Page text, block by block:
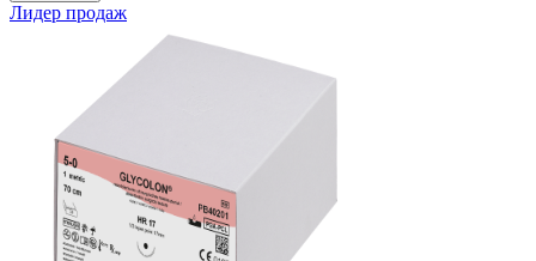
Лидер продаж